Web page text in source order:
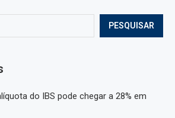
PESQUISAR
do IBS pode chegar a 28% em